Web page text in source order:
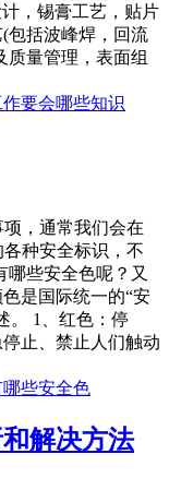
，锡膏工艺，贴片
包括波峰焊，回流
质量管理，表面组
要会哪些知识
，通常我们会在
种安全标识，不
哪些安全色呢？又
是国际统一的“安
。 1、红色：停
止、禁止人们触动
些安全色
解决方法